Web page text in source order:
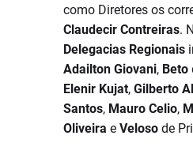
como Diretores os
Claudecir Contreiras.
Delegacias Regionais
Adailton Giovani, Beto
Elenir Kujat, Gilberto
Santos, Mauro Celio,
Oliveira e Veloso de